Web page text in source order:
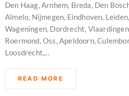
Den Haag, Arnhem, Breda, Den
Almelo, Nijmegen, Eindhoven,
Wageningen, Dordrecht,
Roermond, Oss, Apeldoorn,
Loosdrecht,...
READ MORE